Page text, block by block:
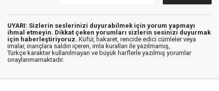
UYARI: Sizlerin seslerinizi duyurabilmek için yorum yapmayı
ihmal etmeyin. Dikkat çeken yorumları sizlerin sesinizi duyurmak
için haberleştiriyoruz. Küfür, hakaret, rencide edici cümleler veya
imalar, inançlara saldırı içeren, imla kuralları ile yazılmamış,
Türkçe karakter kullanılmayan ve büyük harflerle yazılmış yorumlar
onaylanmamaktadır.